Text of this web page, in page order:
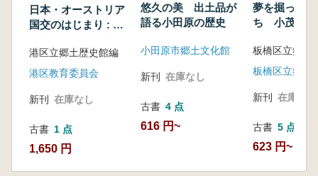
日本・オーストリア
国交のはじまり : 写
日本の姿
港区立郷土歴史館編
港区教育委員会
新刊 在庫なし
古書 1 点
1,650 円
悠久の美 出土品が
語る小田原の歴史
小田原市郷土文化館
新刊 在庫なし
古書 4 点
616 円~
夢を掘った
ち 小茂根・
西台の遺跡
板橋区立郷土
新刊 在庫なし
古書 5 点
623 円~